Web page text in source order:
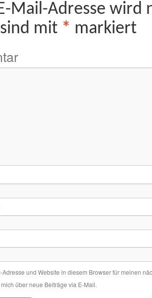
Mail-Adresse
mit * markiert
Adresse und Website in diesem Browser für meinen
über neue Beiträge via E-Mail.